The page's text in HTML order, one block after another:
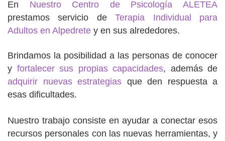
En Nuestro Centro de Psicología ALETEA
prestamos servicio deTerapia Individual para
Adultos en Alpedrete y en sus alrededores.
Brindamos la posibilidad a las personas de conocer
y fortalecer sus propias capacidades, además de
adquirir nuevas estrategias que den respuesta a
esas dificultades.
Nuestro trabajo consiste en ayudar a conectar esos
recursos personales con las nuevas herramientas, y